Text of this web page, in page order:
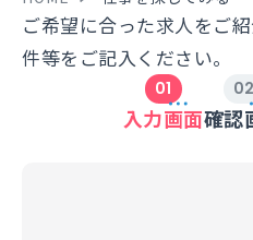
ご希望に合った求人をご
件等をご記入ください。
入力画面確認